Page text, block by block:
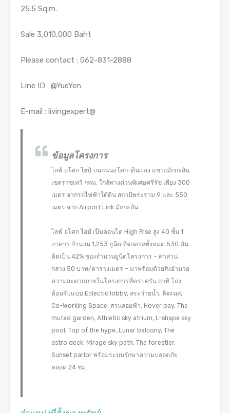
25.5 Sq.m.
Sale 3,010,000 Baht
Please contact : 062-831-2888
Line ID : @YueYen
E-mail : livingexpert@
ข้อมูลโครงการ
ไลฟ์ อโศก ไฮป์ บนถนนอโศก-ดินแดง แขวงมักกะสัน
เขตราชเทวี กทม. ใกล้ทางด่วนพิเศษศรีรัช เพียง 300
เมตร จากรถไฟฟ้าใต้ดิน สถานีพระราม 9 และ 550
เมตร จาก Airport Link มักกะสัน
ไลฟ์ อโศก ไฮป์ เป็นคอนโด High Rise สูง 40 ชั้น 1
อาคาร จำนวน 1,253 ยูนิต ที่จอดรถทั้งหมด 530 คัน
คิดเป็น 42% ของจำนวนยูนิตโครงการ – ค่าส่วน
กลาง 50 บาท/ตารางเมตร – มาพร้อมด้วยสิ่งอำนวย
ความสะดวกภายในโครงการที่ครบครัน อาทิ โถง
ต้อนรับแบบ Eclectic lobby, สระว่ายน้ำ, ฟิตเนส,
Co-Working Space, สวนลอยฟ้า, Hover bay, The
muted garden, Athletic sky atrium, L-shape sky
pool, Top of the hype, Lunar balcony, The
astro deck, Mirage sky path, The forestier,
Sunset parlor พร้อมระบบรักษาความปลอดภัย
ตลอด 24 ชม.